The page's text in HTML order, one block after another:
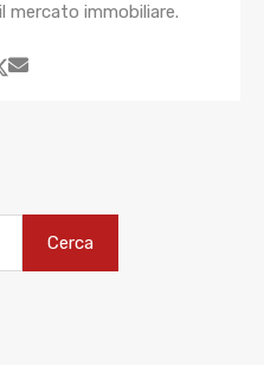
mercato immobiliare.
Cerca